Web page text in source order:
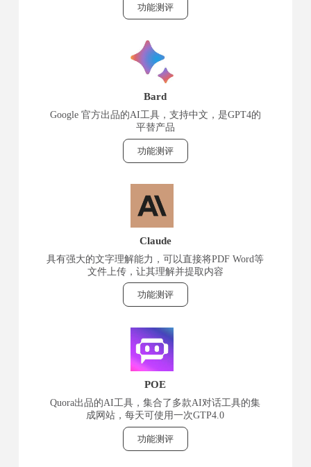
功能测评
Bard
Google 官方出品的AI工具，支持中文，是GPT4的
平替产品
功能测评
Claude
具有强大的文字理解能力，可以直接将PDF Word等
文件上传，让其理解并提取内容
功能测评
POE
Quora出品的AI工具，集合了多款AI对话工具的集
成网站，每天可使用一次GTP4.0
功能测评